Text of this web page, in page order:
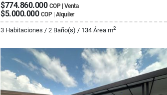
$774.860.000 COP | Venta
$5.000.000 COP | Alquiler
3 Habitaciones / 2 Baño(s) / 134 Área m2